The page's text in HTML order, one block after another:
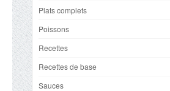
Plats complets
Poissons
Recettes
Recettes de base
Sauces